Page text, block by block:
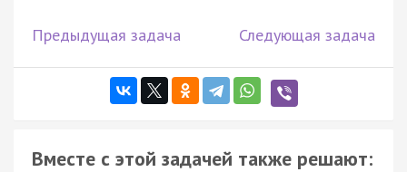
Предыдущая задача Следующая задача
Вместе с этой задачей также решают: